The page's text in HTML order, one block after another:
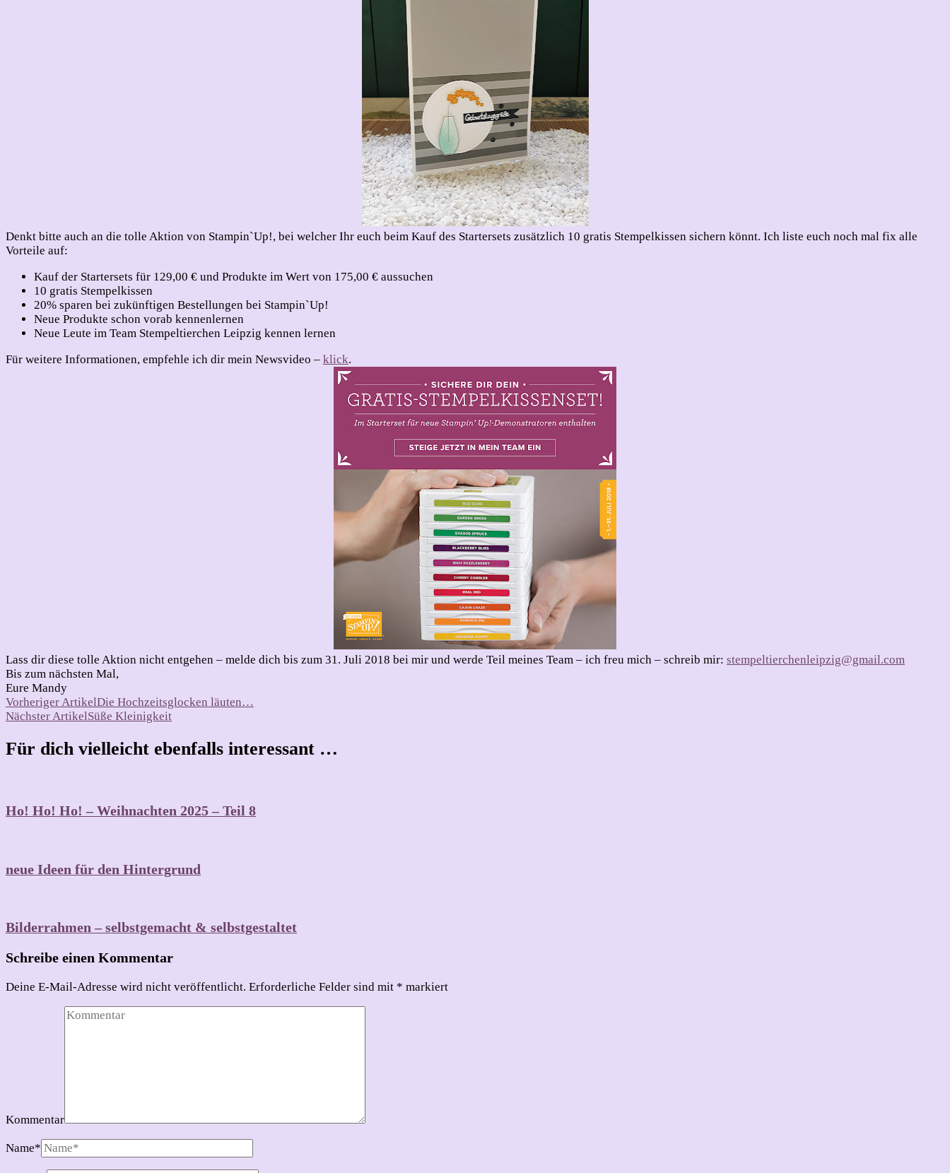
Denkt bitte auch an die tolle Aktion von Stampin`Up!, bei welcher Ihr euch beim Kauf des Startersets zusätzlich 10 gratis Stempelkissen sichern könnt. Ich liste euch noch mal fix alle
Vorteile auf:
Kauf der Startersets für 129,00 € und Produkte im Wert von 175,00 € aussuchen
10 gratis Stempelkissen
20% sparen bei zukünftigen Bestellungen bei Stampin`Up!
Neue Produkte schon vorab kennenlernen
Neue Leute im Team Stempeltierchen Leipzig kennen lernen
Für weitere Informationen, empfehle ich dir mein Newsvideo – klick.
Lass dir diese tolle Aktion nicht entgehen – melde dich bis zum 31. Juli 2018 bei mir und werde Teil meines Team – ich freu mich – schreib mir: stempeltierchenleipzig@gmail.com
Bis zum nächsten Mal,
Eure Mandy
Beitragsnavigation
Vorheriger ArtikelDie Hochzeitsglocken läuten…
Nächster ArtikelSüße Kleinigkeit
Für dich vielleicht ebenfalls interessant …
Ho! Ho! Ho! – Weihnachten 2025 – Teil 8
neue Ideen für den Hintergrund
Bilderrahmen – selbstgemacht & selbstgestaltet
Schreibe einen Kommentar
Deine E-Mail-Adresse wird nicht veröffentlicht. Erforderliche Felder sind mit * markiert
Kommentar
Name*